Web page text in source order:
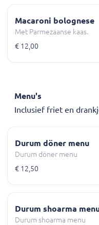
Macaroni bolognese
Met Parmezaanse kaas.
€ 12,00
Menu's
Inclusief friet en
Durum döner menu
Durum döner menu
€ 12,50
Durum shoarma
Durum shoarma menu